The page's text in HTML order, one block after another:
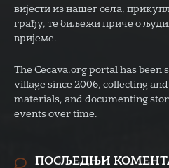
вијести из нашег села,
грађу, те биљежи приче о
вријеме.
The Cecava.org portal has been
village since 2006, collecting
materials, and documenting
events over time.
ПОСЉЕДЊИ